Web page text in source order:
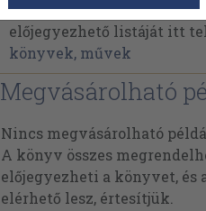
Nagy Andor műveinek az
előjegyezhető listáját itt
könyvek, művek
Megvásárolható
Nincs megvásárolható
A könyv összes
előjegyezheti a könyvet, és
elérhető lesz, értesítjük.